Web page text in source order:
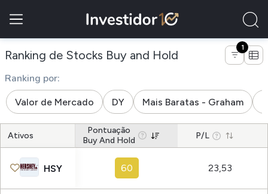
Ranking de Stocks Buy and Hold de empresas
1
Ranking por:
Valor de Mercado DY Mais Baratas - Graham
Ativos
Pontuação
Buy And Hold
P/L
HSY 60 23,53